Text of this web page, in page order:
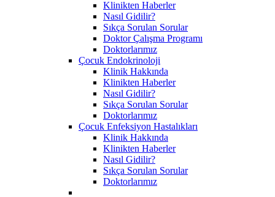
Klinikten Haberler
Nasıl Gidilir?
Sıkça Sorulan Sorular
Doktor Çalışma Programı
Doktorlarımız
Çocuk Endokrinoloji
Klinik Hakkında
Klinikten Haberler
Nasıl Gidilir?
Sıkça Sorulan Sorular
Doktorlarımız
Çocuk Enfeksiyon Hastalıkları
Klinik Hakkında
Klinikten Haberler
Nasıl Gidilir?
Sıkça Sorulan Sorular
Doktorlarımız